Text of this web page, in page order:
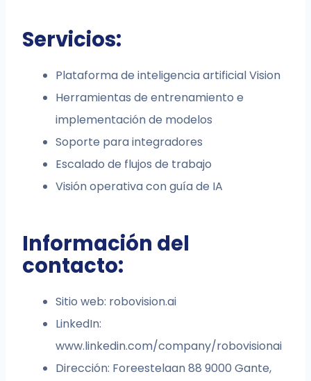
Servicios:
Plataforma de inteligencia artificial Vision
Herramientas de entrenamiento e
implementación de modelos
Soporte para integradores
Escalado de flujos de trabajo
Visión operativa con guía de IA
Información del
contacto:
Sitio web: robovision.ai
LinkedIn:
www.linkedin.com/company/robovisionai
Dirección: Foreestelaan 88 9000 Gante,